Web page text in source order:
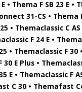
• Thema F SB 23 E
31-CS • Thema
• Themaclassic C
F 24 E •
• Themaclassic F 30
E Plus •
E • Themaclassic F
C 30 • Themafast